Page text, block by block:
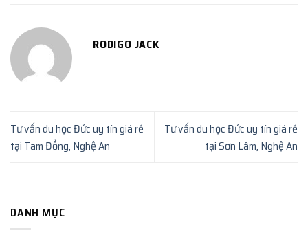
RODIGO JACK
Tư vấn du học Đức uy tín giá rẻ
tại Tam Đồng, Nghệ An
Tư vấn du học Đức uy tín giá rẻ
tại Sơn Lâm, Nghệ An
DANH MỤC